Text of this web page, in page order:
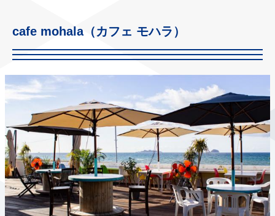
cafe mohala（カフェ モハラ）